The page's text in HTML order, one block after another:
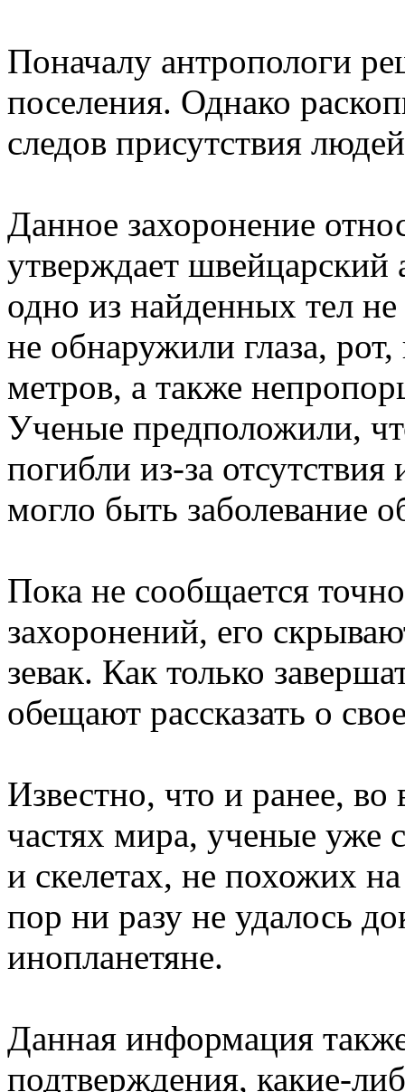
Поначалу антропологи
поселения. Однако
следов присутствия
Данное захоронение
утверждает
одно из найденных тел
не обнаружили глаза,
метров, а также
Ученые предположили,
погибли из-за
могло быть заболевание
Пока не сообщается
захоронений, его
зевак. Как только
обещают рассказать о
Известно, что и ранее,
частях мира, ученые
и скелетах, не похожих
пор ни разу не удалось
инопланетяне.
Данная информация
подтверждения, какие-